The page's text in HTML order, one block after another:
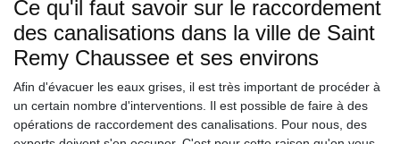
Ce qu'il faut savoir sur le raccordement
des canalisations dans la ville de Saint
Remy Chaussee et ses environs
Afin d'évacuer les eaux grises, il est très important de procéder à
un certain nombre d'interventions. Il est possible de faire à des
opérations de raccordement des canalisations. Pour nous, des